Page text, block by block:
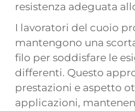
resistenza adeguata
I lavoratori del cuoio
mantengono una
filo per soddisfare le
differenti. Questo
prestazioni e aspetto
applicazioni,